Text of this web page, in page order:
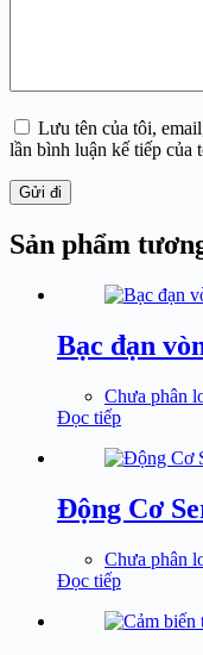
Lưu tên của tôi,
lần bình luận kế tiếp của
Gửi đi
Sản phẩm
Bạc đạn
Chưa phân
Đọc tiếp
Động Cơ
Chưa phân
Đọc tiếp